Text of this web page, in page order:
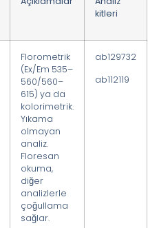
kitleri
Florometrik
(Ex/Em 535–
560/560–
615) ya da
kolorimetrik.
Yıkama
olmayan
analiz.
Floresan
okuma,
diğer
analizlerle
çoğullama
sağlar.
ab129732
ab112119